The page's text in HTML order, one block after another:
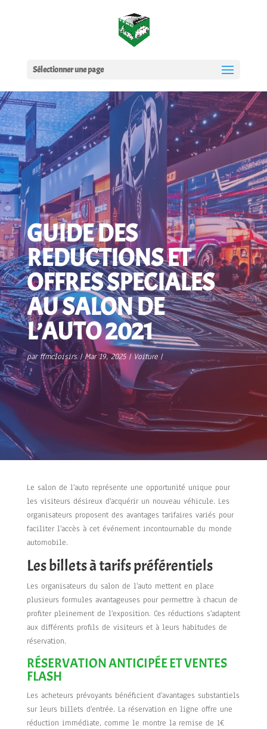
Sélectionner une page
GUIDE DES
REDUCTIONS ET
OFFRES SPECIALES
AU SALON DE
L’AUTO 2021
par ffmcloisirs Mar 19, 2025 Voiture
Le salon de l'auto représente une opportunité unique pour
les visiteurs désireux d'acquérir un nouveau véhicule. Les
organisateurs proposent des avantages tarifaires variés pour
faciliter l'accès à cet événement incontournable du monde
automobile.
Les billets à tarifs préférentiels
Les organisateurs du salon de l'auto mettent en place
plusieurs formules avantageuses pour permettre à chacun de
profiter pleinement de l'exposition. Ces réductions s'adaptent
aux différents profils de visiteurs et à leurs habitudes de
réservation.
RÉSERVATION ANTICIPÉE ET VENTES
FLASH
Les acheteurs prévoyants bénéficient d'avantages substantiels
sur leurs billets d'entrée. La réservation en ligne offre une
réduction immédiate, comme le montre la remise de 1€